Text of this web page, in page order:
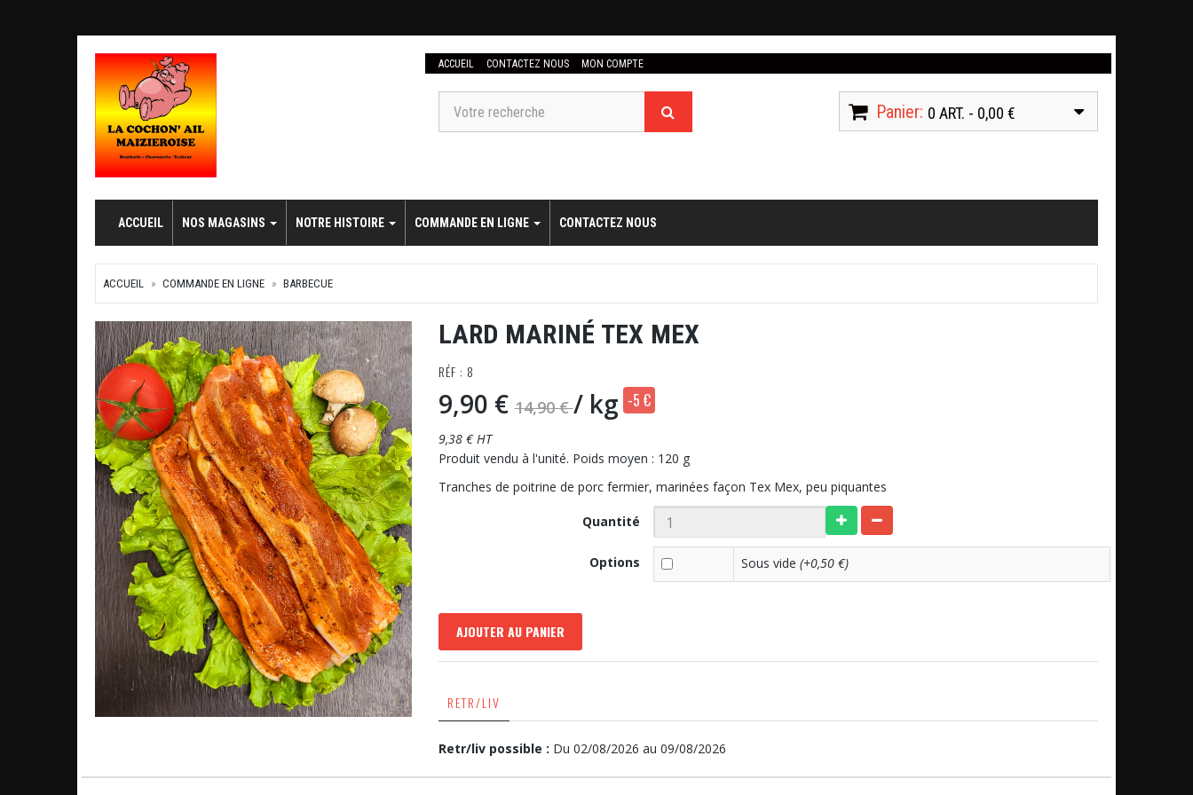
ACCUEIL CONTACTEZ NOUS MON COMPTE
Panier: 0 ART. - 0,00 €
ACCUEIL NOS MAGASINS NOTRE HISTOIRE COMMANDE EN LIGNE CONTACTEZ NOUS
ACCUEIL COMMANDE EN LIGNE BARBECUE
LARD MARINÉ TEX MEX
RÉF : 8
9,90 €14,90 €/ kg -5 €
9,38 € HT
Produit vendu à l'unité. Poids moyen : 120 g
Tranches de poitrine de porc fermier, marinées façon Tex Mex, peu piquantes
Quantité
Options Sous vide (+0,50 €)
AJOUTER AU PANIER
RETR/LIV
Retr/liv possible : Du 02/08/2026 au 09/08/2026